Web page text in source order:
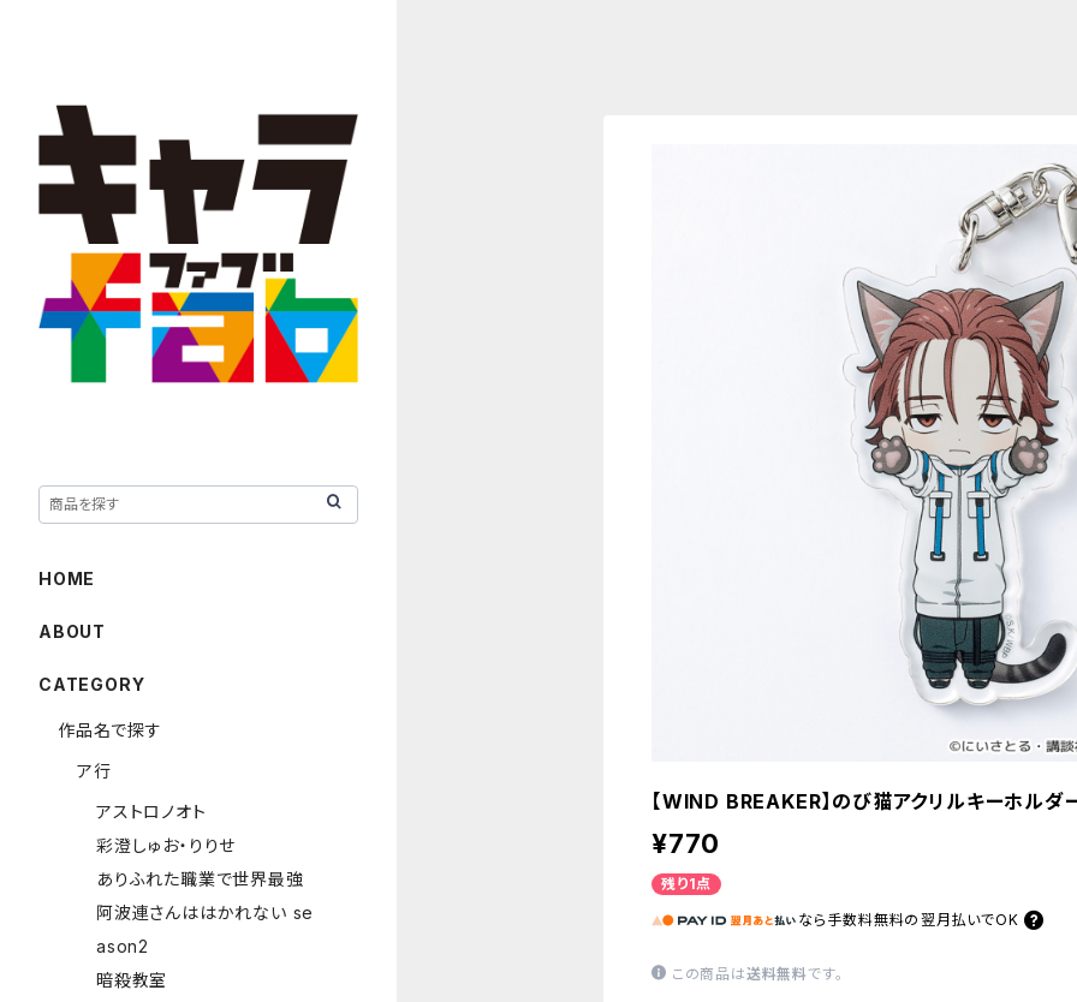
【WIND BREAKER】のび猫アクリルキーホル
¥770
残り1点
なら 手数料無料の 翌月払いでOK
この商品は送料無料です。
HOME
ABOUT
CATEGORY
作品名で探す
ア行
アストロノオト
彩澄しゅお・りりせ
ありふれた職業で世界最強
阿波連さんははかれない se
ason2
暗殺教室